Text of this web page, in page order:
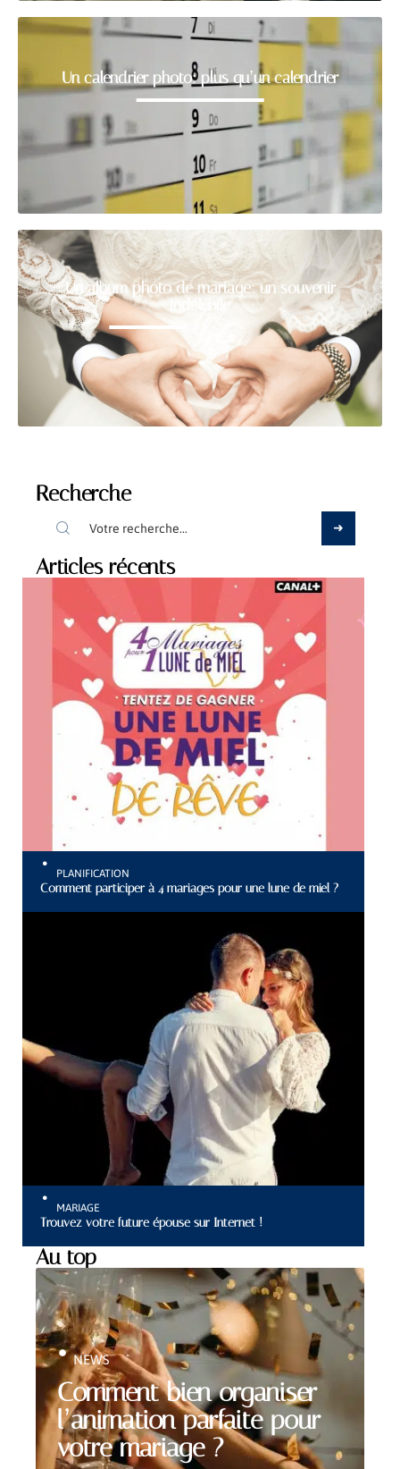
Un calendrier photo: plus qu’un calendrier
Un album photo de mariage: un souvenir
indélébile
Recherche
Articles récents
PLANIFICATION
Comment participer à 4 mariages pour une lune de miel ?
MARIAGE
Trouvez votre future épouse sur Internet !
Au top
Comment bien organiser
l’animation parfaite pour
votre mariage ?
NEWS